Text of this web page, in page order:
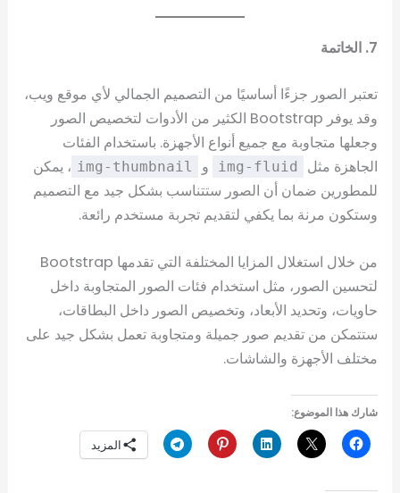
7. الخاتمة
تعتبر الصور جزءًا أساسيًا من التصميم الجمالي لأي موقع ويب،
وقد يوفر Bootstrap الكثير من الأدوات لتخصيص الصور
وجعلها متجاوبة مع جميع أنواع الأجهزة. باستخدام الفئات
الجاهزة مثل
img-fluid و img-thumbnail ، يمكن
للمطورين ضمان أن الصور ستتناسب بشكل جيد مع التصميم
وستكون مرنة بما يكفي لتقديم تجربة مستخدم رائعة.
من خلال استغلال المزايا المختلفة التي تقدمها Bootstrap
لتحسين الصور، مثل استخدام فئات الصور المتجاوبة داخل
حاويات، وتحديد الأبعاد، وتخصيص الصور داخل البطاقات،
ستتمكن من تقديم صور جميلة ومتجاوبة تعمل بشكل جيد على
مختلف الأجهزة والشاشات.
شارك هذا الموضوع:
المزيد